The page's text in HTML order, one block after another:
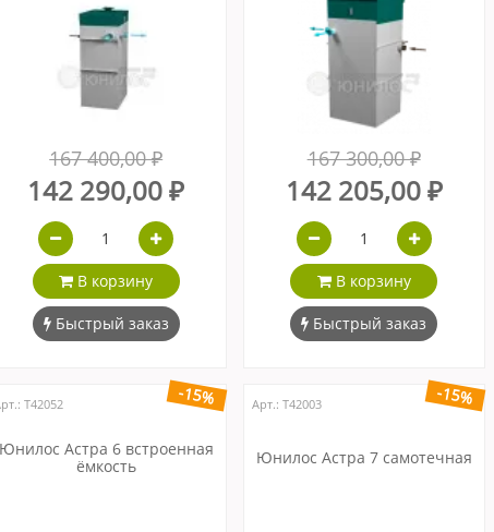
167 400,00 ₽
142 290,00 ₽
В корзину
Быстрый заказ
167 300,00 ₽
142 205,00 ₽
В корзину
Быстрый заказ
-15%
Т42052
Астра 6 встроенная
ёмкость
-15%
Арт.: Т42003
Юнилос Астра 7 самотечная